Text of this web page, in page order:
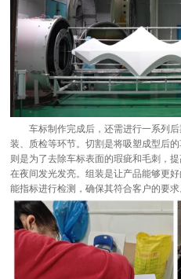
车标制作完成后，还需进行一系列后
装、质检等环节。切割是将吸塑成型后
则是为了去除车标表面的瑕疵和毛刺，
在夜间发光发亮。组装是让产品能够更
能指标进行检测，确保其符合客户的要求